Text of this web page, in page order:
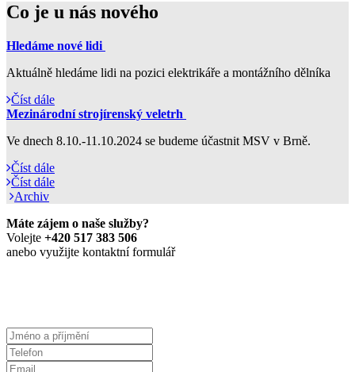
Co je u nás nového
Hledáme nové lidi
Aktuálně hledáme lidi na pozici elektrikáře a montážního dělníka
Číst dále
Mezinárodní strojírenský veletrh
Ve dnech 8.10.-11.10.2024 se budeme účastnit MSV v Brně.
Číst dále
Číst dále
Archiv
Máte zájem o naše služby?
Volejte +420 517 383 506
anebo využijte kontaktní formulář